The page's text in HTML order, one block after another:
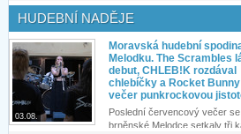
HUDEBNÍ NADĚJE
03.08.
Moravská hudební
Melodku. The Scrambles
debut, CHLEB!K rozdával
chlebíčky a Rocket
večer punkrockovou
Poslední červencový večer
brněnské Melodce setkaly tři